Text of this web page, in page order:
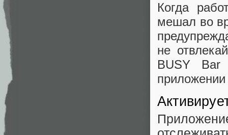
Когда
мешал во
не
BUSY